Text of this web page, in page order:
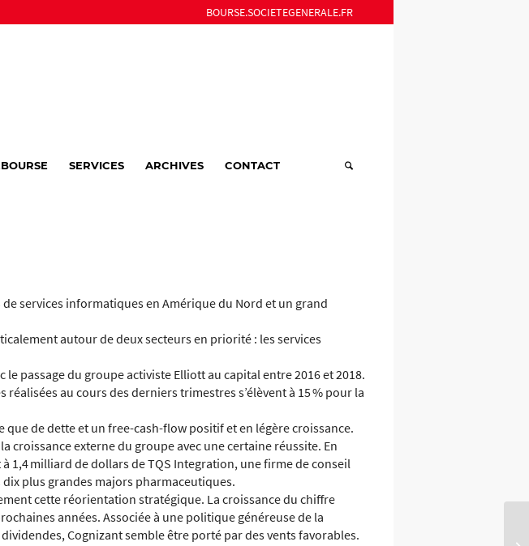
BOURSE.SOCIETEGENERALE.FR
SERVICES ARCHIVES CONTACT
services informatiques en Amérique du Nord et un grand
autour de deux secteurs en priorité : les services
passage du groupe activiste Elliott au capital entre 2016 et 2018.
au cours des derniers trimestres s’élèvent à 15 % pour la
de dette et un free-cash-flow positif et en légère croissance.
croissance externe du groupe avec une certaine réussite. En
milliard de dollars de TQS Integration, une firme de conseil
plus grandes majors pharmaceutiques.
cette réorientation stratégique. La croissance du chiffre
années. Associée à une politique généreuse de la
Cognizant semble être porté par des vents favorables.